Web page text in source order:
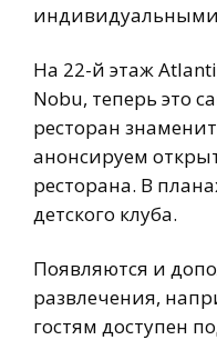
На 22-й этаж
Nobu, теперь это
ресторан
анонсируем
ресторана. В
детского клуба.
Появляются и
развлечения,
гостям доступен